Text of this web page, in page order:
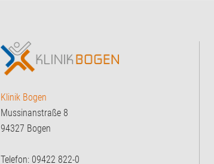
Klinik Bogen
Mussinanstraße 8
94327 Bogen
Telefon: 09422 822-0